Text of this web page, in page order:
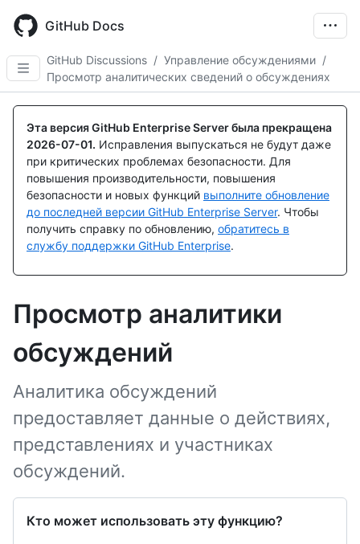
main
content
GitHub Docs
GitHub Discussions / Управление обсуждениями /
Просмотр аналитических сведений о обсуждениях
Эта версия GitHub Enterprise Server была прекращена
2026-07-01. Исправления выпускаться не будут даже
при критических проблемах безопасности. Для
повышения производительности, повышения
безопасности и новых функций выполните обновление
до последней версии GitHub Enterprise Server. Чтобы
получить справку по обновлению, обратитесь в
службу поддержки GitHub Enterprise.
Просмотр аналитики
обсуждений
Аналитика обсуждений
предоставляет данные о действиях,
представлениях и участниках
обсуждений.
Кто может использовать эту функцию?